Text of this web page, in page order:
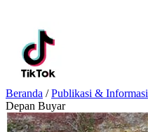
Beranda / Publikasi & Informasi
Depan Buyar